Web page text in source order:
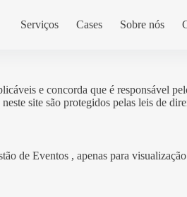
Serviços Cases Sobre nós
​​e concorda que é responsável
site são protegidos pelas leis de
de Eventos , apenas para